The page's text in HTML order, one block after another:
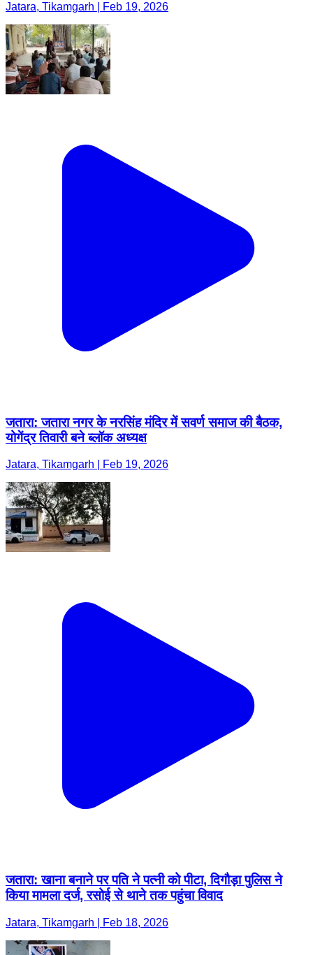
Jatara, Tikamgarh | Feb 19, 2026
जतारा: जतारा नगर के नरसिंह मंदिर में सवर्ण समाज की बैठक,
योगेंद्र तिवारी बने ब्लॉक अध्यक्ष
Jatara, Tikamgarh | Feb 19, 2026
जतारा: खाना बनाने पर पति ने पत्नी को पीटा, दिगौड़ा पुलिस ने
किया मामला दर्ज, रसोई से थाने तक पहुंचा विवाद
Jatara, Tikamgarh | Feb 18, 2026